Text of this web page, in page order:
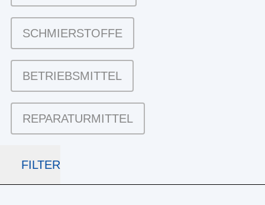
SCHMIERSTOFFE
BETRIEBSMITTEL
REPARATURMITTEL
FILTER